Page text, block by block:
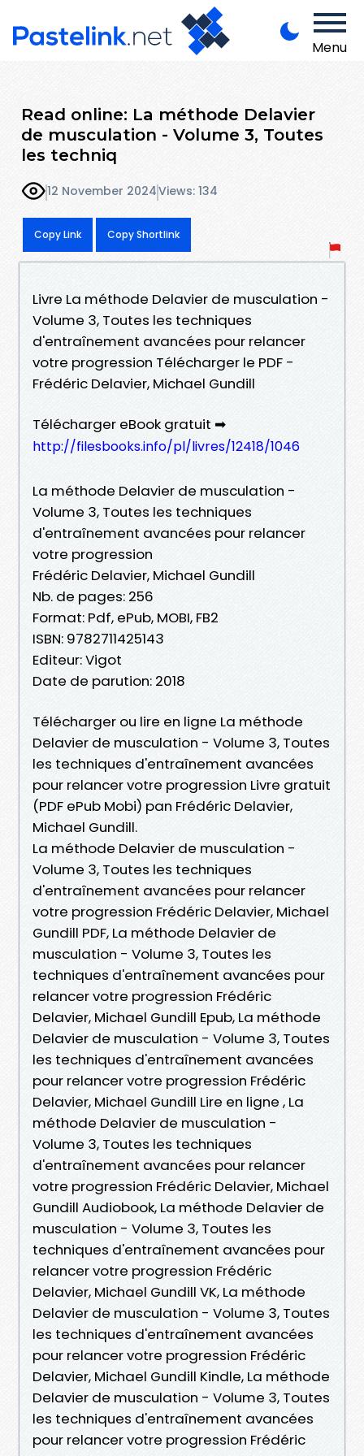
Menu
Read online: La méthode Delavier
de musculation - Volume 3, Toutes
les techniq
12 November 2024Views: 134
Copy Link Copy Shortlink
Livre La méthode Delavier de musculation -
Volume 3, Toutes les techniques
d'entraînement avancées pour relancer
votre progression Télécharger le PDF -
Frédéric Delavier, Michael Gundill
Télécharger eBook gratuit ➡
http://filesbooks.info/pl/livres/12418/1046
La méthode Delavier de musculation -
Volume 3, Toutes les techniques
d'entraînement avancées pour relancer
votre progression
Frédéric Delavier, Michael Gundill
Nb. de pages: 256
Format: Pdf, ePub, MOBI, FB2
ISBN: 9782711425143
Editeur: Vigot
Date de parution: 2018
Télécharger ou lire en ligne La méthode
Delavier de musculation - Volume 3, Toutes
les techniques d'entraînement avancées
pour relancer votre progression Livre gratuit
(PDF ePub Mobi) pan Frédéric Delavier,
Michael Gundill.
La méthode Delavier de musculation -
Volume 3, Toutes les techniques
d'entraînement avancées pour relancer
votre progression Frédéric Delavier, Michael
Gundill PDF, La méthode Delavier de
musculation - Volume 3, Toutes les
techniques d'entraînement avancées pour
relancer votre progression Frédéric
Delavier, Michael Gundill Epub, La méthode
Delavier de musculation - Volume 3, Toutes
les techniques d'entraînement avancées
pour relancer votre progression Frédéric
Delavier, Michael Gundill Lire en ligne , La
méthode Delavier de musculation -
Volume 3, Toutes les techniques
d'entraînement avancées pour relancer
votre progression Frédéric Delavier, Michael
Gundill Audiobook, La méthode Delavier de
musculation - Volume 3, Toutes les
techniques d'entraînement avancées pour
relancer votre progression Frédéric
Delavier, Michael Gundill VK, La méthode
Delavier de musculation - Volume 3, Toutes
les techniques d'entraînement avancées
pour relancer votre progression Frédéric
Delavier, Michael Gundill Kindle, La méthode
Delavier de musculation - Volume 3, Toutes
les techniques d'entraînement avancées
pour relancer votre progression Frédéric